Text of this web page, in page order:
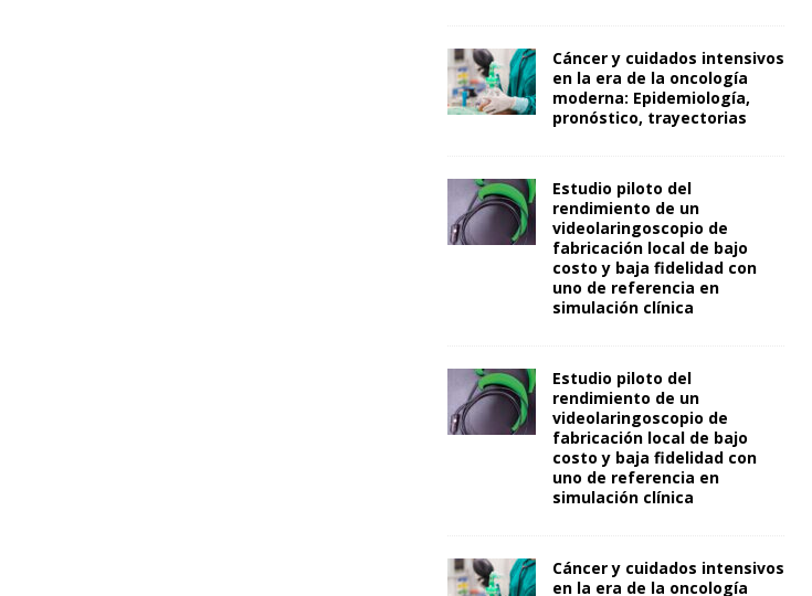
Cáncer y cuidados intensivos
en la era de la oncología
moderna: Epidemiología,
pronóstico, trayectorias
Estudio piloto del
rendimiento de un
videolaringoscopio de
fabricación local de bajo
costo y baja fidelidad con
uno de referencia en
simulación clínica
Estudio piloto del
rendimiento de un
videolaringoscopio de
fabricación local de bajo
costo y baja fidelidad con
uno de referencia en
simulación clínica
Cáncer y cuidados intensivos
en la era de la oncología